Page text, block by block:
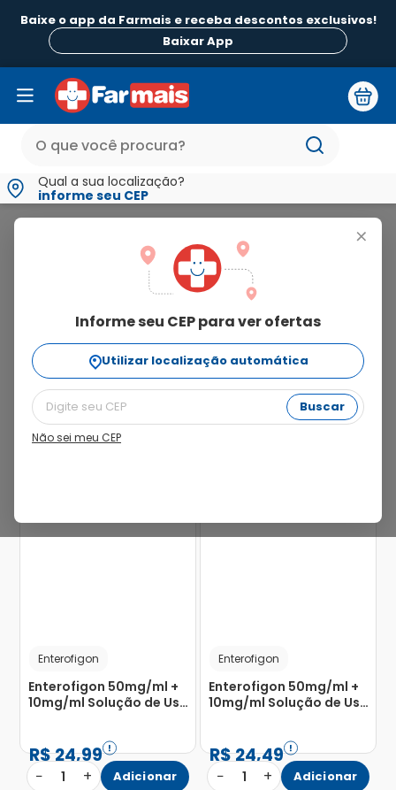
Baixe o app da Farmais e receba descontos exclusivos!
Baixar App
Qual a sua localização?
informe seu CEP
+
Informe seu CEP para ver ofertas
Utilizar localização automática
Buscar
Não sei meu CEP
enterofigon
Ordenar Por
relevância
28%
Enterofigon
Enterofigon 50mg/ml +
10mg/ml Solução de Uso
R$24,99
− 1 + Adicionar
Enterofigon
Enterofigon 50mg/ml +
10mg/ml Solução de Uso
R$24,49
− 1 + Adicionar